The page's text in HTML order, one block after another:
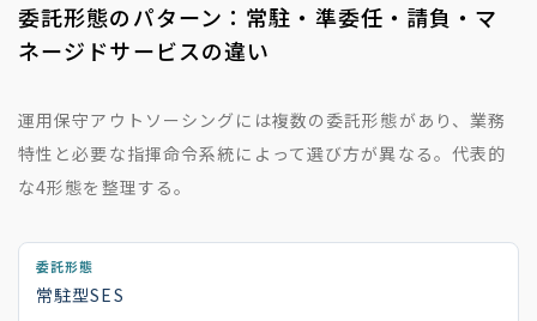
委託形態のパターン：常駐・準委任・請負・マ
ネージドサービスの違い
運用保守アウトソーシングには複数の委託形態があり、業務
特性と必要な指揮命令系統によって選び方が異なる。代表的
な4形態を整理する。
常駐型SES